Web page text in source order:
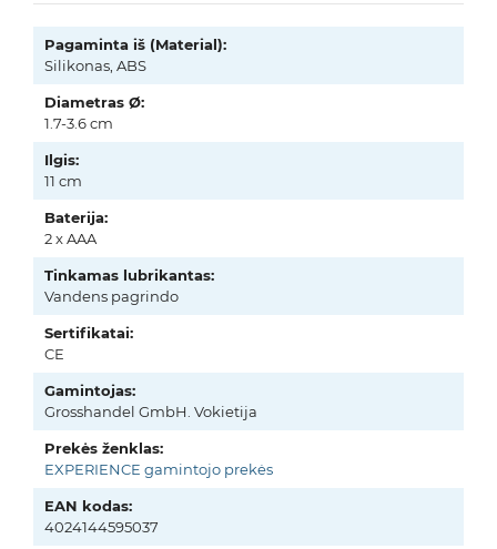
Pagaminta iš (Material):
Silikonas, ABS
Diametras Ø:
1.7-3.6 cm
Ilgis:
11 cm
Baterija:
2 x AAA
Tinkamas lubrikantas:
Vandens pagrindo
Sertifikatai:
CE
Gamintojas:
Grosshandel GmbH. Vokietija
Prekės ženklas:
EXPERIENCE gamintojo prekės
EAN kodas:
4024144595037